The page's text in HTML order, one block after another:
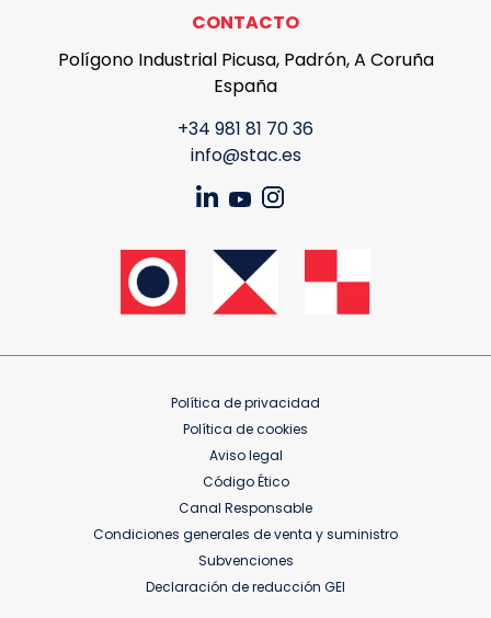
CONTACTO
Polígono Industrial Picusa, Padrón, A Coruña
España
+34 981 81 70 36
info@stac.es
Política de privacidad
Política de cookies
Aviso legal
Código Ético
Canal Responsable
Condiciones generales de venta y suministro
Subvenciones
Declaración de reducción GEI